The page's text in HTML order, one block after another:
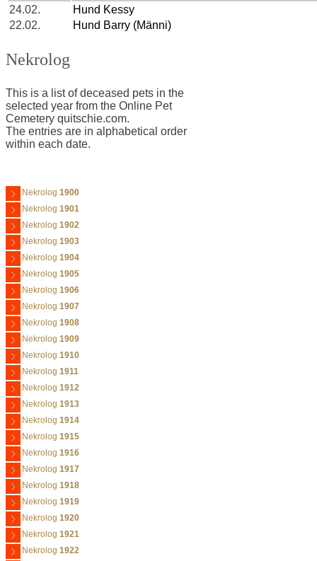
24.02.
Hund Kessy
22.02.
Hund Barry (Männi)
Nekrolog
This is a list of deceased pets in the
selected year from the Online Pet
Cemetery quitschie.com.
The entries are in alphabetical order
within each date.
Nekrolog 1900
Nekrolog 1901
Nekrolog 1902
Nekrolog 1903
Nekrolog 1904
Nekrolog 1905
Nekrolog 1906
Nekrolog 1907
Nekrolog 1908
Nekrolog 1909
Nekrolog 1910
Nekrolog 1911
Nekrolog 1912
Nekrolog 1913
Nekrolog 1914
Nekrolog 1915
Nekrolog 1916
Nekrolog 1917
Nekrolog 1918
Nekrolog 1919
Nekrolog 1920
Nekrolog 1921
Nekrolog 1922